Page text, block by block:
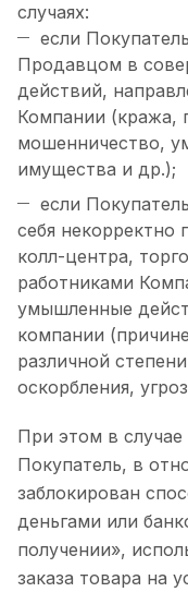
случаях:
если
Продавцом в
действий,
Компании (кража,
мошенничество,
имущества и др.);
если
себя
колл-центра,
работниками
умышленные
компании
различной
оскорбления,
При этом в случае
Покупатель, в
заблокирован
деньгами или
получении»,
заказа товара на